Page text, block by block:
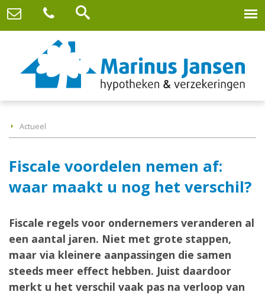
Actueel
Fiscale voordelen nemen af:
waar maakt u nog het verschil?
Fiscale regels voor ondernemers veranderen al
een aantal jaren. Niet met grote stappen,
maar via kleinere aanpassingen die samen
steeds meer effect hebben. Juist daardoor
merkt u het verschil vaak pas na verloop van